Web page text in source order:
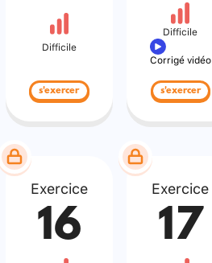
Difficile
s'exercer
Difficile
Corrigé vidéo
s'exercer
Exercice
16
Exercice
17